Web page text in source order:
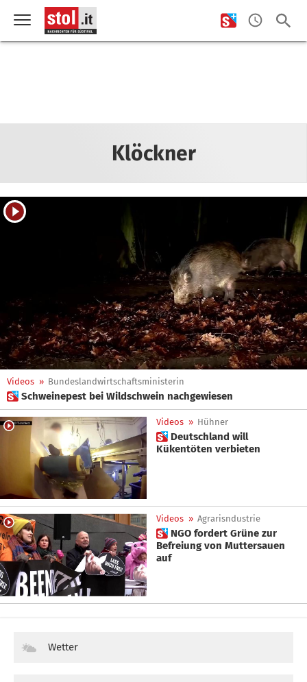
Klöckner
Videos » Bundeslandwirtschaftsministerin
 Schweinepest bei Wildschwein nachgewiesen
Videos » Hühner
 Deutschland will
Kükentöten verbieten
Videos » Agrarisndustrie
 NGO fordert Grüne zur
Befreiung von Muttersauen
auf
Wetter